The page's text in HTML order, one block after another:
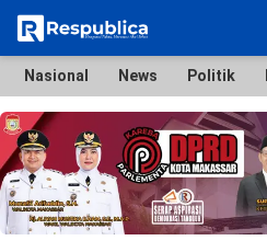
Nasional
News
Politik
Hukum
Metro
Daerah
Ekonomi & Bisnis
Lifestyle
Otomotif
Bola & Sport
Edukasi
Tokoh
Hiburan
Nasional News Politik